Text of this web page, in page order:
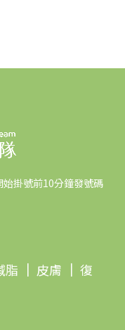
掛號前10分鐘發號碼
脂 ｜ 皮膚 ｜ 復